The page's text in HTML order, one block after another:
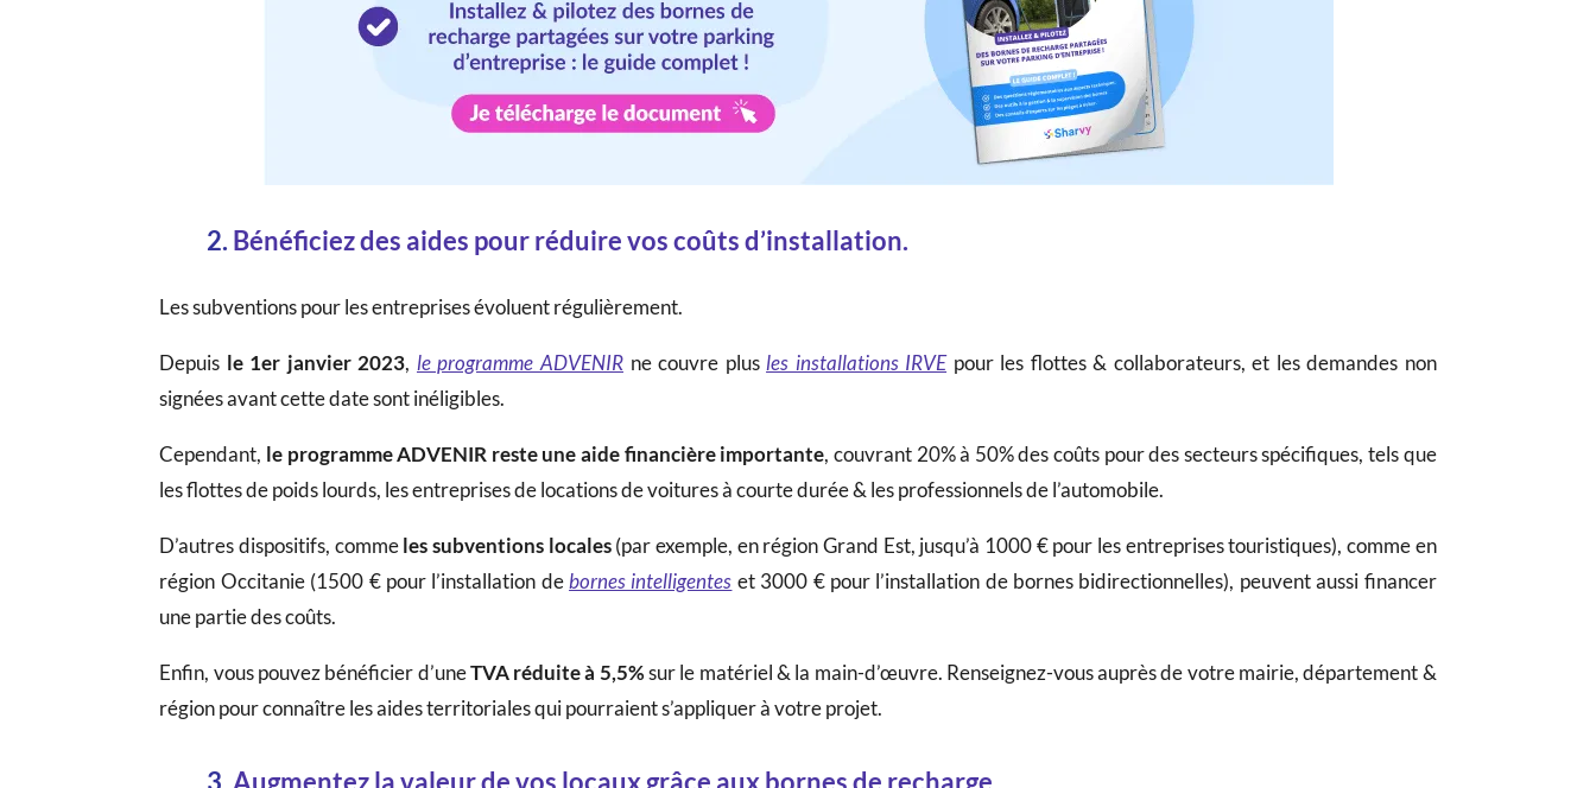
2. Bénéficiez des aides pour réduire vos coûts d’installation.
Les subventions pour les entreprises évoluent régulièrement.
Depuis le 1er janvier 2023, le programme ADVENIR ne couvre plus les installations IRVEpour les flottes & collaborateurs, et les demandes non
signées avant cette date sont inéligibles.
Cependant, le programme ADVENIR reste une aide financière importante, couvrant 20% à 50% des coûts pour des secteurs spécifiques, tels que
les flottes de poids lourds, les entreprises de locations de voitures à courte durée & les professionnels de l’automobile.
D’autres dispositifs, commeles subventions locales(par exemple, en région Grand Est, jusqu’à 1000 € pour les entreprises touristiques), comme en
région Occitanie (1500 € pour l’installation debornes intelligentes et 3000 € pour l’installation de bornes bidirectionnelles), peuvent aussi financer
une partie des coûts.
Enfin, vous pouvez bénéficier d’uneTVA réduite à 5,5%sur le matériel & la main-d’œuvre. Renseignez-vous auprès de votre mairie, département &
région pour connaître les aides territoriales qui pourraient s’appliquer à votre projet.
3. Augmentez la valeur de vos locaux grâce aux bornes de recharge.